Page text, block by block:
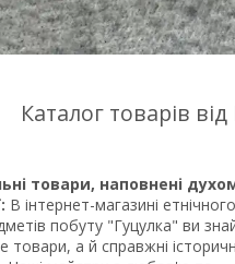
Каталог товарів
товари, наповнені
В інтернет-магазині
побуту "Гуцулка" ви
товари, а й справжні